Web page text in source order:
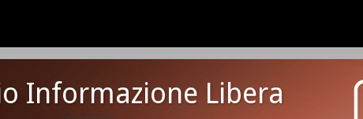
Informazione Libera